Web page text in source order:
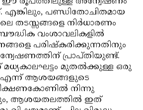
പണ്ഡിതോചിതമായ
തടസ്സങ്ങളെ നിര്‍ധാരണം
വംശാവലികളില്‍
പരിഷ്‌കരിക്കുന്നതിനും
പ്രാപ്തിയുണ്ട്.
മുതല്‍ക്കുള്ള ഒരു
എന്ന് ആശയങ്ങളുടെ
വീക്ഷണകോണില്‍ നിന്നു
ആശയതലത്തില്‍ ഇത്